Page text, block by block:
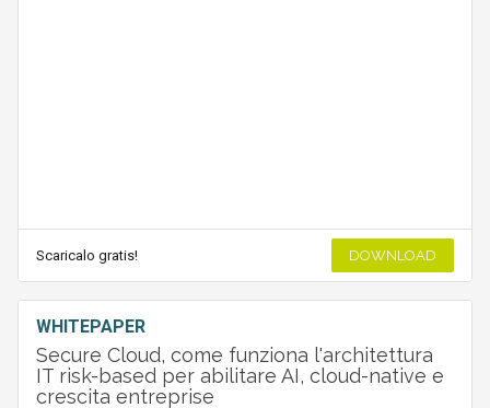
Scaricalo gratis! DOWNLOAD
WHITEPAPER
Secure Cloud, come funziona l'architettura
IT risk-based per abilitare AI, cloud-native e
crescita entreprise